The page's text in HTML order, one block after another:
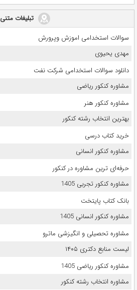
تبلیغات متنی
سوالات استخدامی اموزش وپرورش
مهدی یحیوی
دانلود سوالات استخدامی شرکت نفت
مشاوره کنکور ریاضی
مشاوره کنکور هنر
بهترین انتخاب رشته کنکور
خرید کتاب درسی
مشاوره کنکور انسانی
حرفه‌ای ترین مشاوره در کنکور
مشاوره کنکور تجربی 1405
بانک کتاب پایتخت
مشاوره کنکور انسانی 1405
مشاوره تحصیلی و انگیزشی ماترو
لیست منابع دکتری ۱۴۰۵
مشاوره کنکور ریاضی 1405
مشاوره انتخاب رشته کنکور